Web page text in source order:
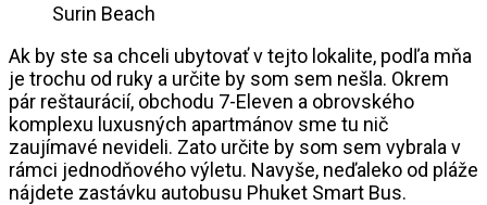
Surin Beach
Ak by ste sa chceli ubytovať v tejto lokalite, podľa mňa
je trochu od ruky a určite by som sem nešla. Okrem
pár reštaurácií, obchodu 7-Eleven a obrovského
komplexu luxusných apartmánov sme tu nič
zaujímavé nevideli. Zato určite by som sem vybrala v
rámci jednodňového výletu. Navyše, neďaleko od pláže
nájdete zastávku autobusu Phuket Smart Bus.